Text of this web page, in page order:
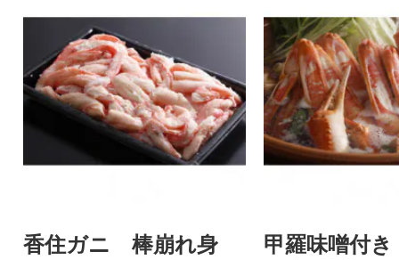
香住ガニ 棒崩れ身
甲羅味噌付